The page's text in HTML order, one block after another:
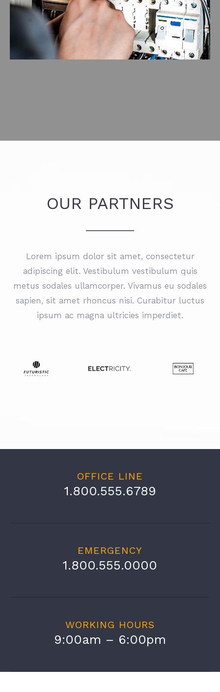
Emergency Calls
OUR PARTNERS
Lorem ipsum dolor sit amet, consectetur
adipiscing elit. Vestibulum vestibulum quis
metus sodales ullamcorper. Vivamus eu sodales
sapien, sit amet rhoncus nisi. Curabitur luctus
ipsum ac magna ultricies imperdiet.
OFFICE LINE
1.800.555.6789
EMERGENCY
1.800.555.0000
WORKING HOURS
9:00am – 6:00pm